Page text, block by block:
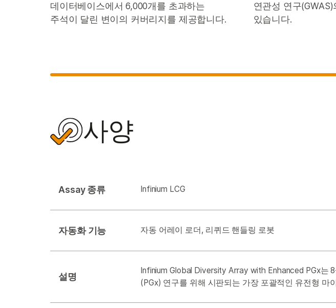
데이터베이스에서 6,000개를 초과하는
주석이 달린 변이의 커버리지를 제공합니다.
연관성 연구
있습니다.
사양
Assay 종류 Infinium LCG
자동화 기능 자동 어레이 로더, 리퀴드 핸들링 로봇
설명
Infinium Global Diversity Array with Enhanced PGx는
(PGx) 연구를 위해 시판되는 가장 포괄적인 유전형